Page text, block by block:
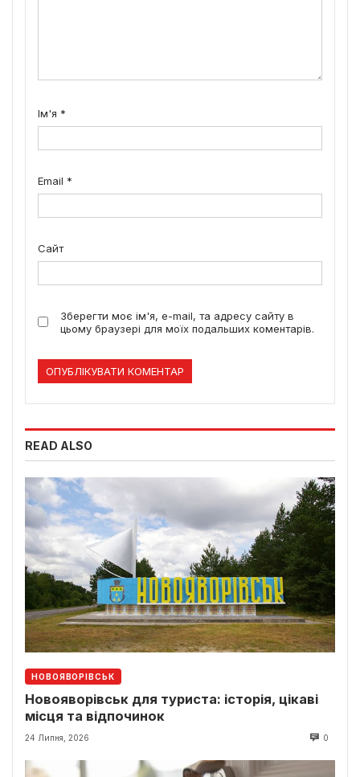
Ім'я *
Email *
Сайт
Зберегти моє ім'я, e-mail, та адресу сайту в
цьому браузері для моїх подальших коментарів.
READ ALSO
НОВОЯВОРІВСЬК
Новояворівськ для туриста: історія, цікаві
місця та відпочинок
24 Липня, 2026 0